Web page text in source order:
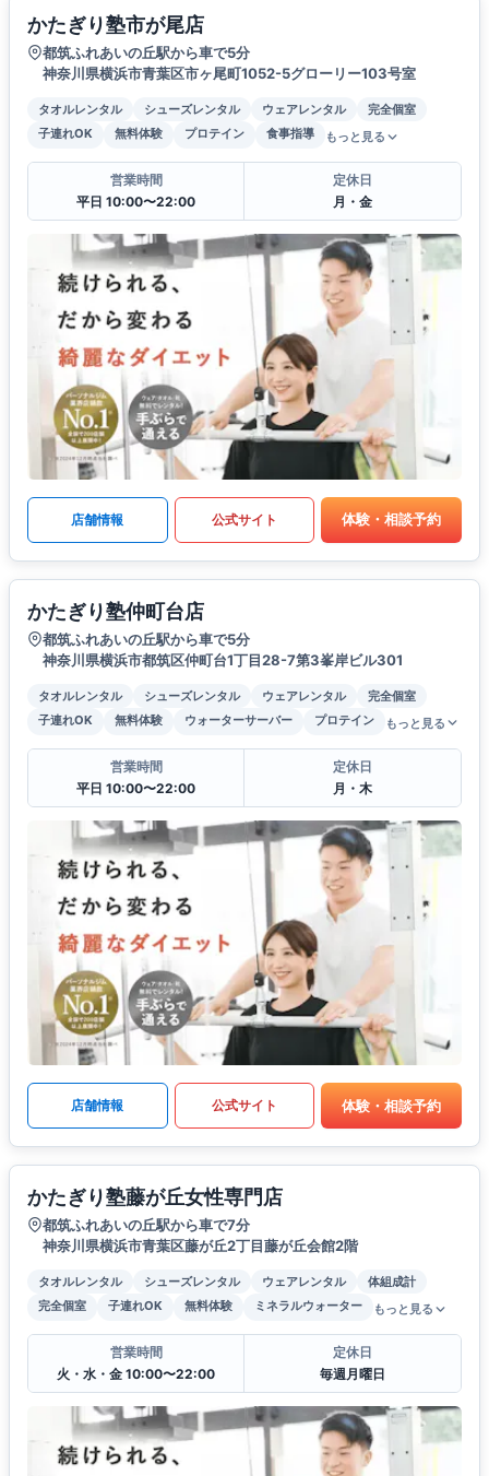
かたぎり塾市が尾店
都筑ふれあいの丘駅から車で5分
神奈川県横浜市青葉区市ヶ尾町1052-5グローリー103号室
タオルレンタル シューズレンタル ウェアレンタル
完全個室
子連れOK
無料体験 プロテイン 食事指導 もっと見る
営業時間
平日 10:00〜22:00
定休日
月・金
店舗情報 公式サイト 体験・相談予約
かたぎり塾仲町台店
都筑ふれあいの丘駅から車で5分
神奈川県横浜市都筑区仲町台1丁目28-7第3峯岸ビル301
タオルレンタル シューズレンタル ウェアレンタル
完全個室
子連れOK
無料体験 ウォーターサーバー プロテイン もっと見る
営業時間
平日 10:00〜22:00
定休日
月・木
店舗情報 公式サイト 体験・相談予約
かたぎり塾藤が丘女性専門店
都筑ふれあいの丘駅から車で7分
神奈川県横浜市青葉区藤が丘2丁目藤が丘会館2階
タオルレンタル シューズレンタル ウェアレンタル
体組成計
完全個室
子連れOK 無料体験 ミネラルウォーター もっと見る
営業時間
火・水・金 10:00〜22:00
定休日
毎週月曜日